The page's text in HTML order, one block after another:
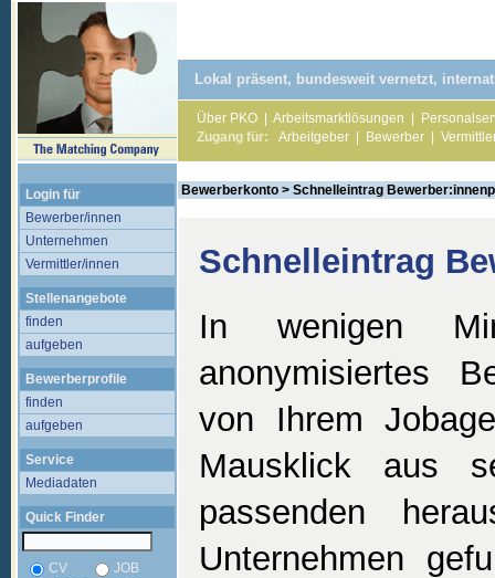
Lokal präsent, bundesweit vernetzt,
Über PKO Arbeitsmarktlösungen
Zugang für:
Arbeitgeber Bewerber
Login für
Bewerber/innen
Unternehmen
Vermittler/innen
Stellenangebote
finden
aufgeben
Bewerberprofile
finden
aufgeben
Service
Mediadaten
Quick Finder
CV
JOB
Bewerberkonto > Schnelleintrag
Schnelleintrag
In wenigen
anonymisiertes
von Ihrem
Mausklick aus
passenden
Unternehmen